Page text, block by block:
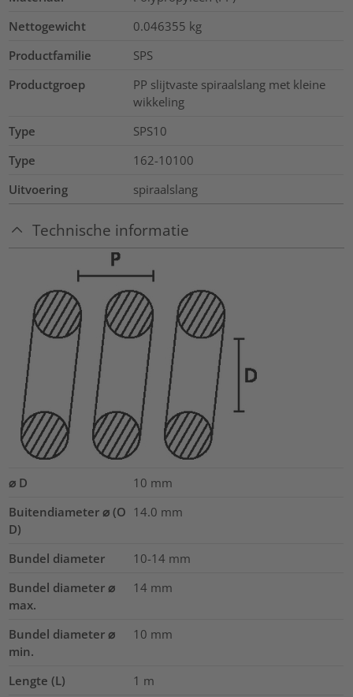
Nettogewicht
0.046355 kg
Productfamilie
SPS
Productgroep
PP slijtvaste spiraalslang met kleine
wikkeling
Type
SPS10
Type
162-10100
Uitvoering
spiraalslang
Technische informatie
⌀ D 10 mm
Buitendiameter ⌀ (O
D)
14.0 mm
Bundel diameter 10-14 mm
Bundel diameter ⌀
max.
14 mm
Bundel diameter ⌀
min.
10 mm
Lengte (L) 1 m